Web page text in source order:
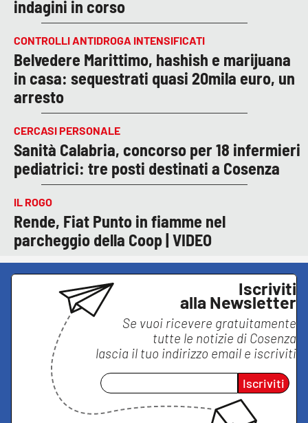
indagini in corso
CONTROLLI ANTIDROGA INTENSIFICATI
Belvedere Marittimo, hashish e marijuana
in casa: sequestrati quasi 20mila euro, un
arresto
CERCASI PERSONALE
Sanità Calabria, concorso per 18 infermieri
pediatrici: tre posti destinati a Cosenza
IL ROGO
Rende, Fiat Punto in fiamme nel
parcheggio della Coop | VIDEO
Iscriviti
alla Newsletter
Se vuoi ricevere gratuitamente
tutte le notizie di Cosenza
lascia il tuo indirizzo email e iscriviti
Iscriviti